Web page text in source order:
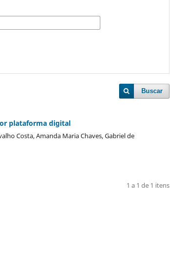
Buscar
plataforma digital
Costa, Amanda Maria Chaves, Gabriel de
1 a 1 de 1 itens